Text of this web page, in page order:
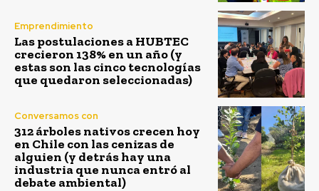
Emprendimiento
Las postulaciones a HUBTEC
crecieron 138% en un año (y
estas son las cinco tecnologías
que quedaron seleccionadas)
Conversamos con
312 árboles nativos crecen hoy
en Chile con las cenizas de
alguien (y detrás hay una
industria que nunca entró al
debate ambiental)